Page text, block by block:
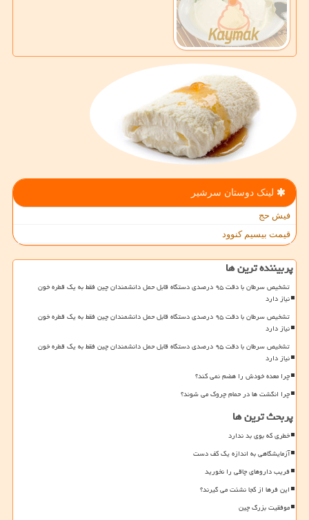
لینک دوستان سرشیر
فیش حج
قیمت بیسیم کنوود
پربیننده ترین ها
تشخیص سرطان با دقت ۹۵ درصدی دستگاه قابل حمل دانشمندان چین فقط به یک قطره خون
نیاز دارد
تشخیص سرطان با دقت ۹۵ درصدی دستگاه قابل حمل دانشمندان چین فقط به یک قطره خون
نیاز دارد
تشخیص سرطان با دقت ۹۵ درصدی دستگاه قابل حمل دانشمندان چین فقط به یک قطره خون
نیاز دارد
چرا معده خودش را هضم نمی کند؟
چرا انگشت ها در حمام چروک می شوند؟
پربحث ترین ها
خطری که بوی بد ندارد
آزمایشگاهی به اندازه یک کف دست
فریب داروهای چاقی را نخورید
این فرها از کجا نشئت می گیرند؟
موفقیت بزرگ چین